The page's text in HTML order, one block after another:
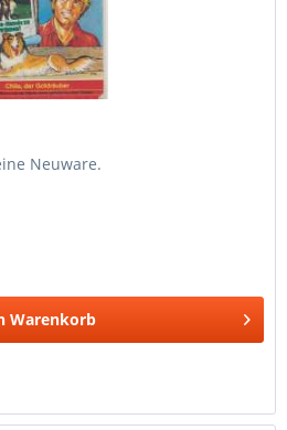
Neuware.
Warenkorb